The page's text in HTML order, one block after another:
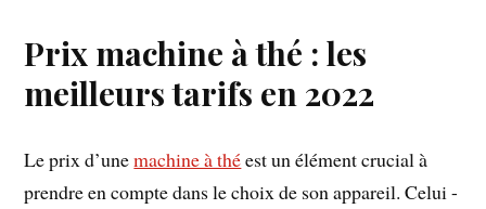
Prix machine à thé : les
meilleurs tarifs en 2022
Le prix d’unemachine à théest un élément crucial à
prendre en compte dans le choix de son appareil. Celui -